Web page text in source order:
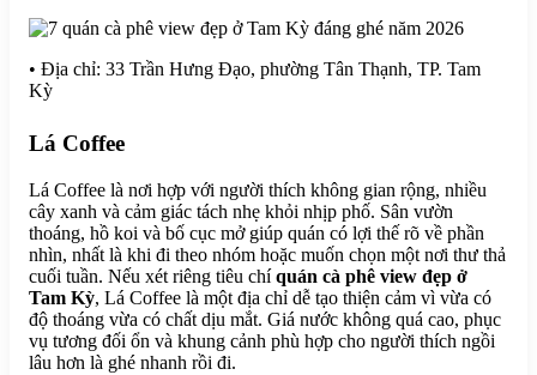
• Địa chỉ: 33 Trần Hưng Đạo, phường Tân Thạnh, TP. Tam
Kỳ
Lá Coffee
Lá Coffee là nơi hợp với người thích không gian rộng, nhiều
cây xanh và cảm giác tách nhẹ khỏi nhịp phố. Sân vườn
thoáng, hồ koi và bố cục mở giúp quán có lợi thế rõ về phần
nhìn, nhất là khi đi theo nhóm hoặc muốn chọn một nơi thư thả
cuối tuần. Nếu xét riêng tiêu chíquán cà phê view đẹp ở
Tam Kỳ, Lá Coffee là một địa chỉ dễ tạo thiện cảm vì vừa có
độ thoáng vừa có chất dịu mắt. Giá nước không quá cao, phục
vụ tương đối ổn và khung cảnh phù hợp cho người thích ngồi
lâu hơn là ghé nhanh rồi đi.